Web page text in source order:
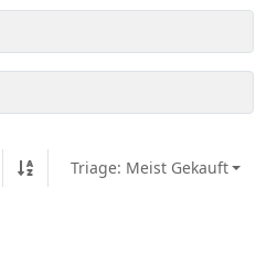
Triage: Meist Gekauft